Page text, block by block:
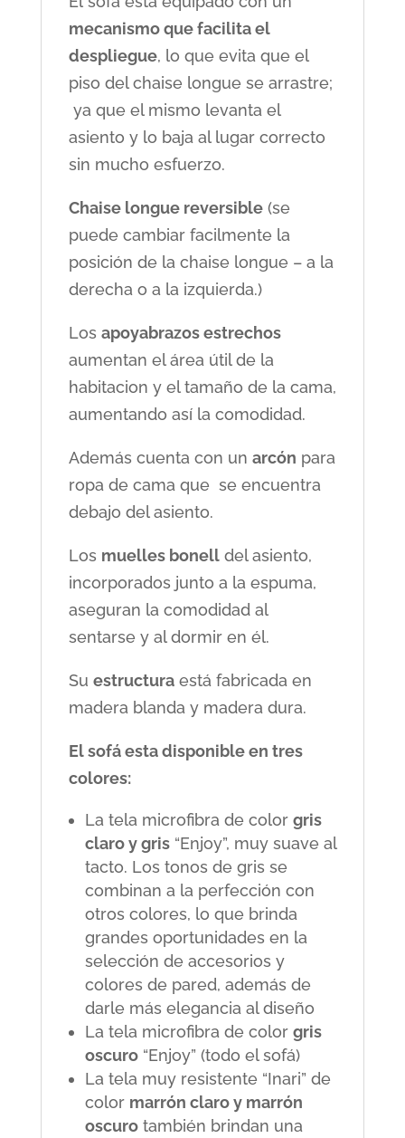
mecanismo que facilita el
despliegue, lo que evita que el
piso del chaise longue se arrastre;
ya que el mismo levanta el
asiento y lo baja al lugar correcto
sin mucho esfuerzo.
Chaise longue reversible(se
puede cambiar facilmente la
posición de la chaise longue – a la
derecha o a la izquierda.)
Los apoyabrazos estrechos
aumentan el área útil de la
habitacion y el tamaño de la cama,
aumentando así la comodidad.
Además cuenta con un arcón para
ropa de cama que se encuentra
debajo del asiento.
Los muelles bonelldel asiento,
incorporados junto a la espuma,
aseguran la comodidad al
sentarse y al dormir en él.
Su estructuraestá fabricada en
madera blanda y madera dura.
El sofá esta disponible en tres
colores:
La tela microfibra de color gris
claro y gris“Enjoy”, muy suave al
tacto. Los tonos de gris se
combinan a la perfección con
otros colores, lo que brinda
grandes oportunidades en la
selección de accesorios y
colores de pared, además de
darle más elegancia al diseño
La tela microfibra de color gris
oscuro“Enjoy” (todo el sofá)
La tela muy resistente “Inari” de
color marrón claro y marrón
oscurotambién brindan una